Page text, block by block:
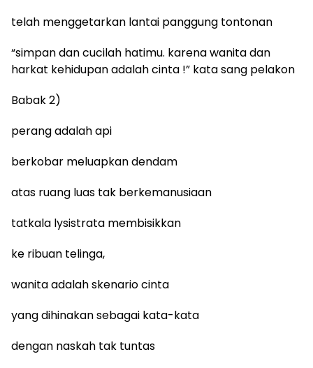
telah menggetarkan lantai panggung tontonan
“simpan dan cucilah hatimu. karena wanita dan
harkat kehidupan adalah cinta !” kata sang pelakon
Babak 2)
perang adalah api
berkobar meluapkan dendam
atas ruang luas tak berkemanusiaan
tatkala lysistrata membisikkan
ke ribuan telinga,
wanita adalah skenario cinta
yang dihinakan sebagai kata-kata
dengan naskah tak tuntas